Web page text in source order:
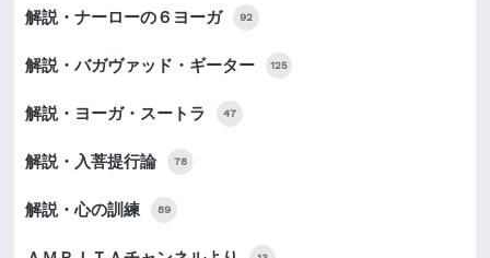
解説・ナーローの６ヨーガ 92
解説・バガヴァッド・ギーター 125
解説・ヨーガ・スートラ 47
解説・入菩提行論 78
解説・心の訓練 89